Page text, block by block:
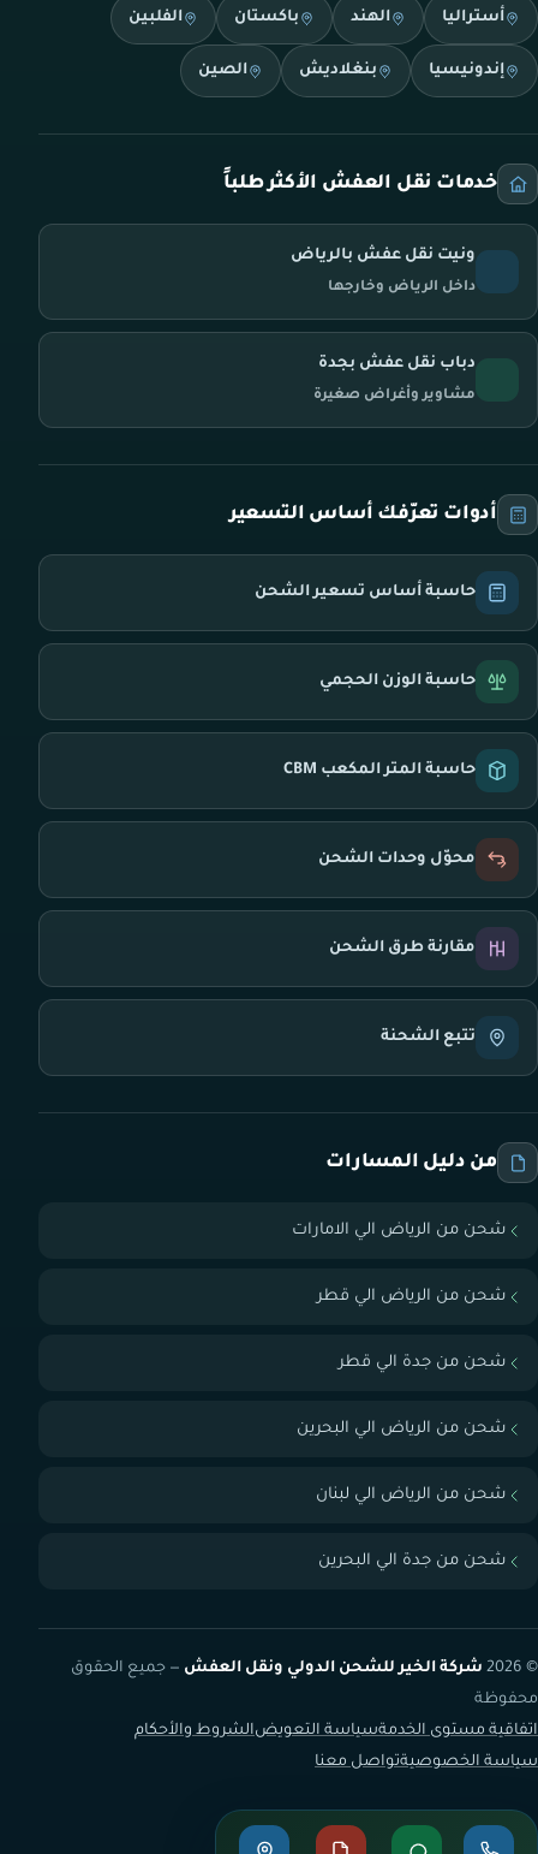
أستراليا الهند باكستان الفلبين
إندونيسيا بنغلاديش الصين
خدمات نقل العفش الأكثر طلباً
ونيت نقل عفش بالرياض
داخل الرياض وخارجها
دباب نقل عفش بجدة
مشاوير وأغراض صغيرة
أدوات تعرّفك أساس التسعير
حاسبة أساس تسعير الشحن
حاسبة الوزن الحجمي
حاسبة المتر المكعب CBM
محوّل وحدات الشحن
مقارنة طرق الشحن
تتبع الشحنة
من دليل المسارات
شحن من الرياض الي الامارات
شحن من الرياض الي قطر
شحن من جدة الي قطر
شحن من الرياض الي البحرين
شحن من الرياض الي لبنان
شحن من جدة الي البحرين
© 2026 شركة الخير للشحن الدولي ونقل العفش — جميع الحقوق
محفوظة
اتفاقية مستوى الخدمةسياسة التعويضالشروط والأحكام
سياسة الخصوصيةتواصل معنا